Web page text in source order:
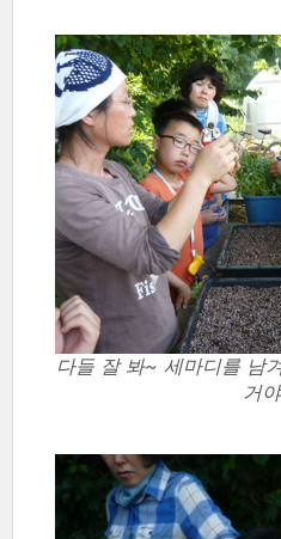
다들 잘 봐~ 세마디를 남
거